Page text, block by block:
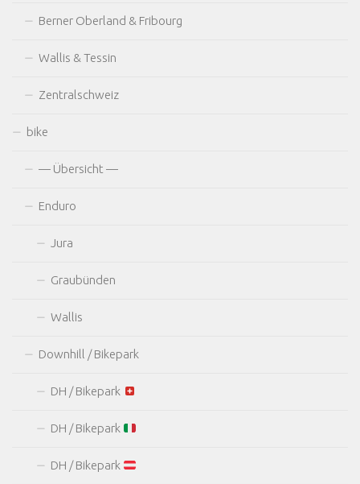
Berner Oberland & Fribourg
Wallis & Tessin
Zentralschweiz
bike
— Übersicht —
Enduro
Jura
Graubünden
Wallis
Downhill / Bikepark
DH / Bikepark
DH / Bikepark
DH / Bikepark